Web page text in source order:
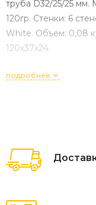
труба D32/25/25 мм.
120гр. Стенки: 6
White. Объем: 0,08
120х37х24.
подробнее